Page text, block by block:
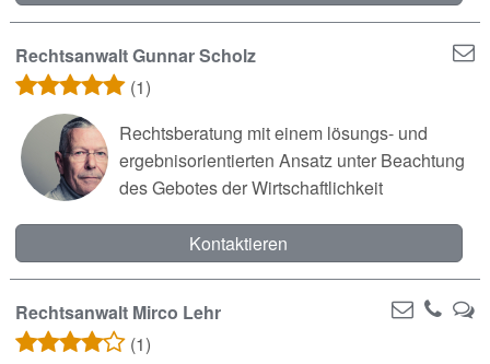
Rechtsanwalt Gunnar Scholz
(1)
Rechtsberatung mit einem lösungs- und
ergebnisorientierten Ansatz unter Beachtung
des Gebotes der Wirtschaftlichkeit
Kontaktieren
Rechtsanwalt Mirco Lehr
(1)